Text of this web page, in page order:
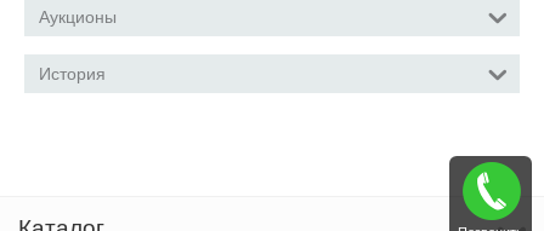
Аукционы
История